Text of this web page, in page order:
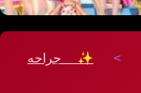
>
✨ جراحه